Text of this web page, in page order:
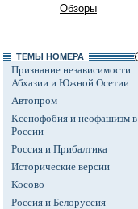
Обзоры
ТЕМЫ НОМЕРА
Признание независимости
Абхазии и Южной Осетии
Автопром
Ксенофобия и неофашизм в
России
Россия и Прибалтика
Исторические версии
Косово
Россия и Белоруссия